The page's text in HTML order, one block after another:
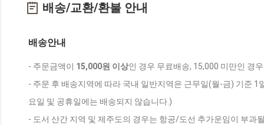
배송/교환/환불 안내
배송안내
- 주문금액이 15,000원 이상인 경우 무료배송, 15,000 미만인 경
- 주문 후 배송지역에 따라 국내 일반지역은 근무일(월-금) 기준
요일 및 공휴일에는 배송되지 않습니다.)
- 도서 산간 지역 및 제주도의 경우는 항공/도선 추가운임이 부과